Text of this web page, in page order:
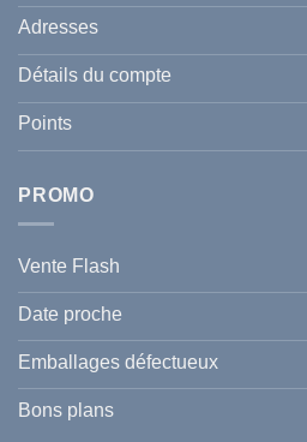
de
votre
famille
durant
l’été
2026
?
Guide
pour
Traiter
Prévenir
Adresses
Détails du compte
Points
PROMO
Vente Flash
Date proche
Emballages défectueux
Bons plans